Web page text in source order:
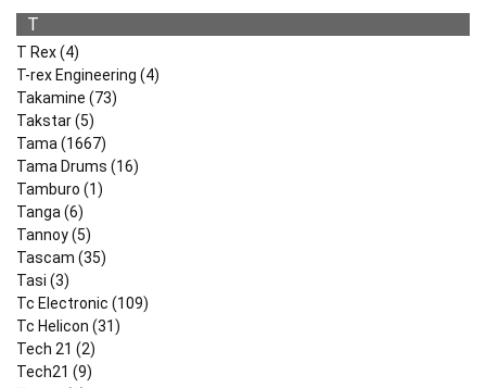
T
T Rex (4)
T-rex Engineering (4)
Takamine (73)
Takstar (5)
Tama (1667)
Tama Drums (16)
Tamburo (1)
Tanga (6)
Tannoy (5)
Tascam (35)
Tasi (3)
Tc Electronic (109)
Tc Helicon (31)
Tech 21 (2)
Tech21 (9)